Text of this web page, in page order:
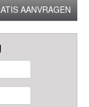
AANVRAGEN